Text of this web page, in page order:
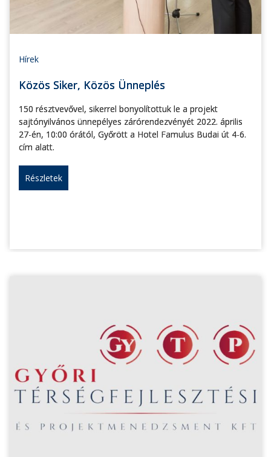
Hírek
Közös Siker, Közös Ünneplés
150 résztvevővel, sikerrel bonyolítottuk le a projekt
sajtónyilvános ünnepélyes zárórendezvényét 2022. április
27-én, 10:00 órától, Győrött a Hotel Famulus Budai út 4-6.
cím alatt.
Részletek